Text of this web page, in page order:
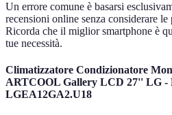
Un errore comune è basarsi
recensioni online senza considerare
Ricorda che il miglior smartphone è
tue necessità.
Climatizzatore Condizionatore
ARTCOOL Gallery LCD 27'' LG -
LGEA12GA2.U18